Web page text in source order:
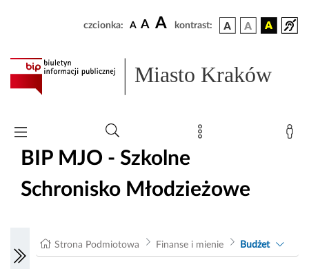
czcionka: A A A kontrast:
Miasto Kraków
BIP MJO - Szkolne
Schronisko Młodzieżowe
Strona Podmiotowa Finanse i mienie Budżet